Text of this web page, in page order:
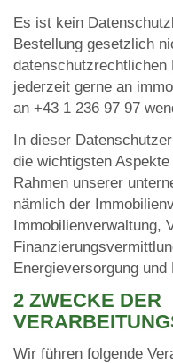
Es ist kein
Bestellung gesetzlich
datenschutzrechtlichen
jederzeit gerne an
an +43 1 236 97 97
In dieser
die wichtigsten
Rahmen unserer
nämlich der
Immobilienverwaltung,
Energieversorgung
2 ZWECKE DER
Wir führen folgende